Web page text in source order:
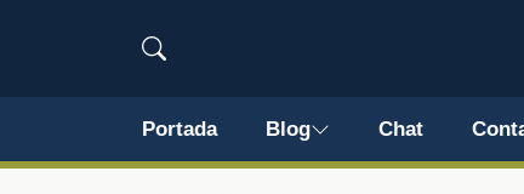
Portada Blog Chat